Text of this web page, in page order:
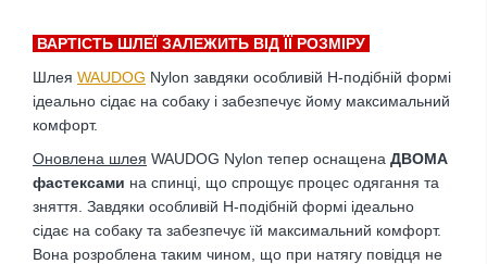
ВАРТІСТЬ ШЛЕЇ ЗАЛЕЖИТЬ ВІД ЇЇ РОЗМІРУ
Шлея WAUDOG Nylon завдяки особливій Н-подібній формі
ідеально сідає на собаку і забезпечує йому максимальний
комфорт.
Оновлена ​​шлея WAUDOG Nylon тепер оснащена ДВОМА
фастексами на спинці, що спрощує процес одягання та
зняття. Завдяки особливій Н-подібній формі ідеально
сідає на собаку та забезпечує їй максимальний комфорт.
Вона розроблена таким чином, що при натягу повідця не